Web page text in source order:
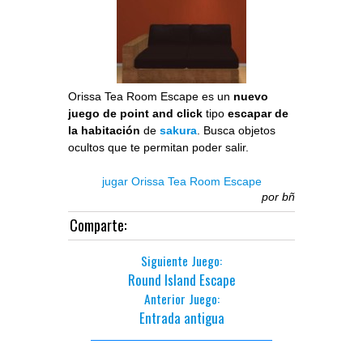
Orissa Tea Room Escape es un nuevo
juego de point and click tipo escapar de
la habitación de sakura. Busca objetos
ocultos que te permitan poder salir.
jugar Orissa Tea Room Escape
por bñ
Comparte:
Siguiente Juego:
Round Island Escape
Anterior Juego:
Entrada antigua